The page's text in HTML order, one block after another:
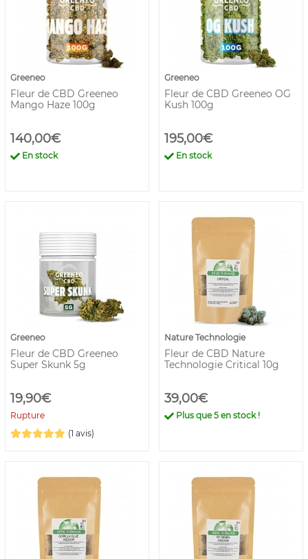
Greeneo
Fleur de CBD Greeneo
Mango Haze 100g
140,00€
En stock
Greeneo
Fleur de CBD Greeneo OG
Kush 100g
195,00€
En stock
Greeneo
Fleur de CBD Greeneo
Super Skunk 5g
19,90€
Rupture
(1 avis)
Nature Technologie
Fleur de CBD Nature
Technologie Critical 10g
39,00€
Plus que5 en stock !